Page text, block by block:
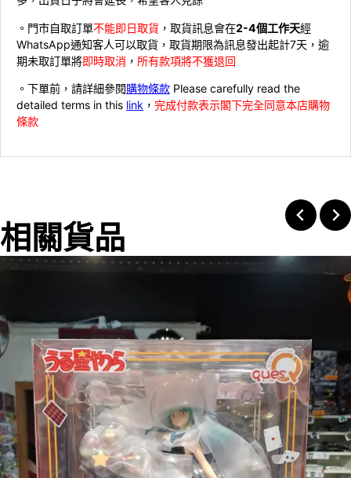
。門市自取訂單不能即日取貨 ，取貨訊息會在2-4個工作天經
WhatsApp通知客人可以取貨，取貨期限為訊息發出起計7天，逾
期未取訂單將即時取消 ， 所有款項將不獲退回
。下單前，請詳細參閱購物條款 Please carefully read the
detailed terms in this link ， 完成付款表示閣下完全同意本店購物
條款
相關貨品